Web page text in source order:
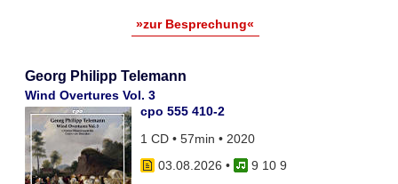
»zur Besprechung«
Georg Philipp Telemann
Wind Overtures Vol. 3
cpo 555 410-2
1 CD • 57min • 2020
03.08.2026 •
9 10 9